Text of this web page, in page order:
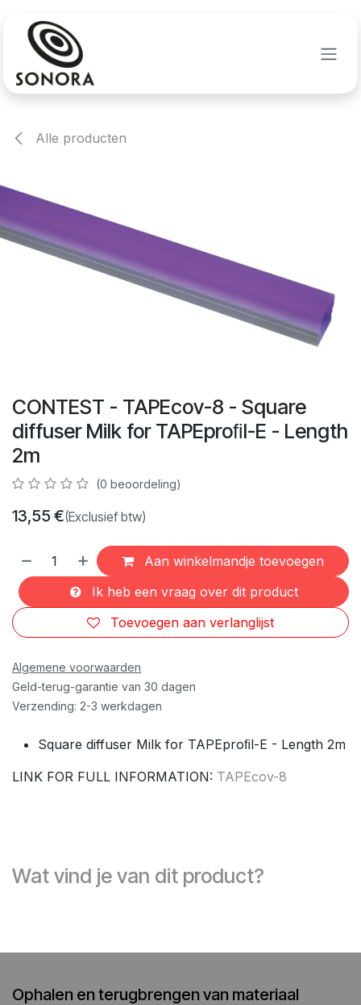
Alle producten
CONTEST - TAPEcov-8 - Square
diffuser Milk for TAPEproﬁl-E - Length
2m
(0 beoordeling)
13,55 €(Exclusief btw)
Aan winkelmandje toevoegen
Ik heb een vraag over dit product
Toevoegen aan verlanglijst
Algemene voorwaarden
Geld-terug-garantie van 30 dagen
Verzending: 2-3 werkdagen
Square diffuser Milk for TAPEproﬁl-E - Length 2m
LINK FOR FULL INFORMATION: TAPEcov-8
Wat vind je van dit product?
Ophalen en terugbrengen van materiaal